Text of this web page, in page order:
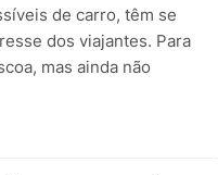
de carro, têm se
dos viajantes. Para
mas ainda não